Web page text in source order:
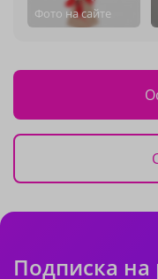
Фото на сайте
Подписка на